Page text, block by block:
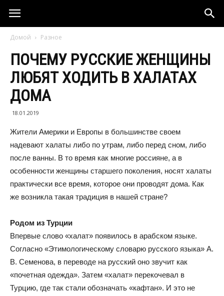
Домой Разное
ПОЧЕМУ РУССКИЕ ЖЕНЩИНЫ
ЛЮБЯТ ХОДИТЬ В ХАЛАТАХ
ДОМА
18.01.2019
Жители Америки и Европы в большинстве своем
надевают халаты либо по утрам, либо перед сном, либо
после ванны. В то время как многие россияне, а в
особенности женщины старшего поколения, носят халаты
практически все время, которое они проводят дома. Как
же возникла такая традиция в нашей стране?
Родом из Турции
Впервые слово «халат» появилось в арабском языке.
Согласно «Этимологическому словарю русского языка» А.
В. Семенова, в переводе на русский оно звучит как
«почетная одежда». Затем «халат» перекочевал в
Турцию, где так стали обозначать «кафтан». И это не